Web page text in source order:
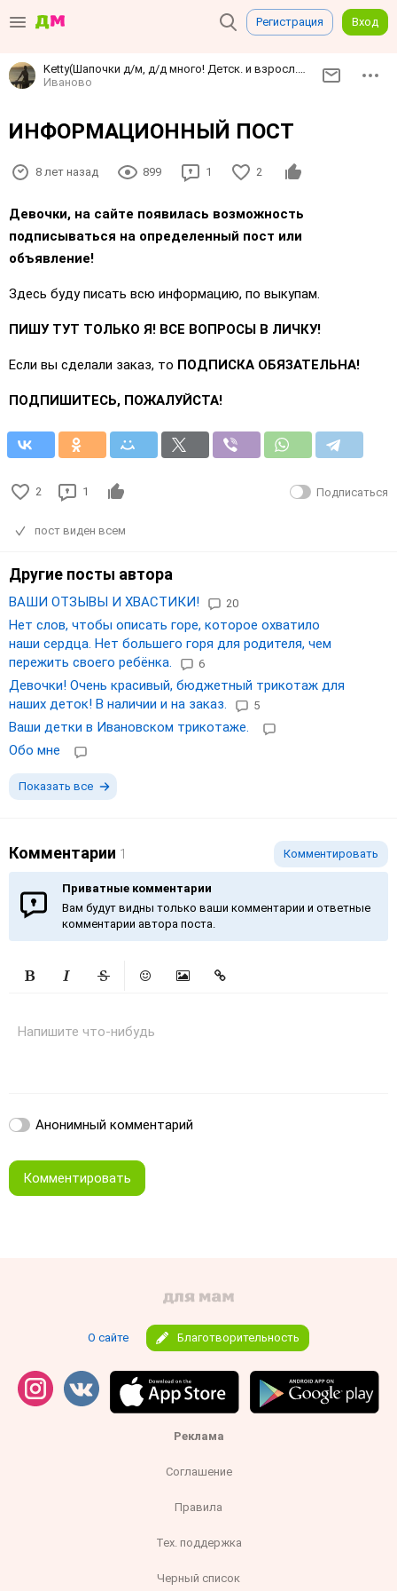
Регистрация Вход
Иваново
ИНФОРМАЦИОННЫЙ ПОСТ
8 лет назад 899 1 2
Девочки, на сайте появилась возможность
подписываться на определенный пост или
объявление!
Здесь буду писать всю информацию, по выкупам.
ПИШУ ТУТ ТОЛЬКО Я! ВСЕ ВОПРОСЫ В ЛИЧКУ!
Если вы сделали заказ, то ПОДПИСКА ОБЯЗАТЕЛЬНА!
ПОДПИШИТЕСЬ, ПОЖАЛУЙСТА!
2 1 Подписаться
пост виден всем
Другие посты автора
ВАШИ ОТЗЫВЫ И ХВАСТИКИ! 20
Нет слов, чтобы описать горе, которое охватило
наши сердца. Нет большего горя для родителя, чем
пережить своего ребёнка.
6
Девочки! Очень красивый, бюджетный трикотаж для
наших деток! В наличии и на заказ.
5
Ваши детки в Ивановском трикотаже.
Обо мне
Показать все
Комментарии 1 Комментировать
Приватные комментарии
Вам будут видны только ваши комментарии и ответные
комментарии автора поста.
Напишите что-нибудь
Анонимный комментарий
Комментировать
О сайте Благотворительность
Реклама
Соглашение
Правила
Тех. поддержка
Черный список